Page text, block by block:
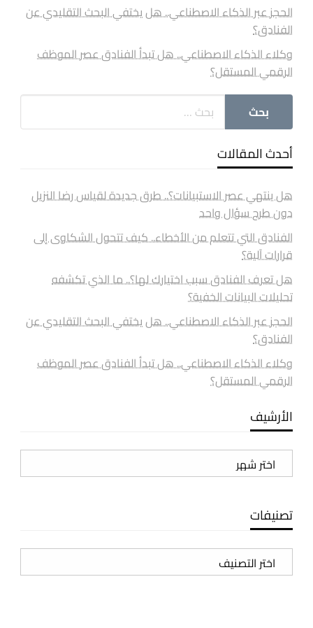
الحجز عبر الذكاء الاصطناعي.. هل يختفي البحث التقليدي عن
الفنادق؟
وكلاء الذكاء الاصطناعي.. هل تبدأ الفنادق عصر الموظف
الرقمي المستقل؟
أحدث المقالات
هل ينتهي عصر الاستبيانات؟.. طرق جديدة لقياس رضا النزيل
دون طرح سؤال واحد
الفنادق التي تتعلم من الأخطاء.. كيف تتحول الشكاوى إلى
قرارات آلية؟
هل تعرف الفنادق سبب اختيارك لها؟.. ما الذي تكشفه
تحليلات البيانات الخفية؟
الحجز عبر الذكاء الاصطناعي.. هل يختفي البحث التقليدي عن
الفنادق؟
وكلاء الذكاء الاصطناعي.. هل تبدأ الفنادق عصر الموظف
الرقمي المستقل؟
الأرشيف
الأرشيف
تصنيفات
تصنيفات